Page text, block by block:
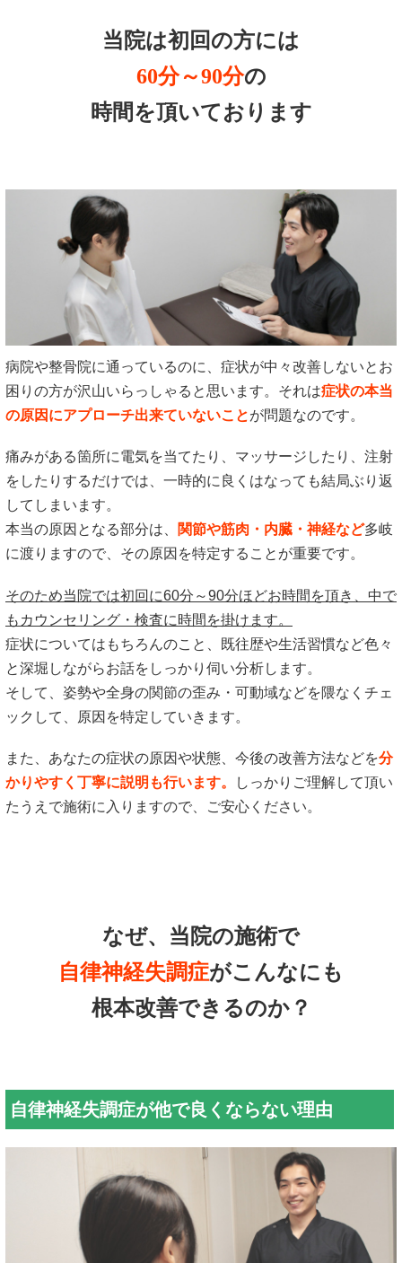
当院は初回の方には
60分～90分の
時間を頂いております
病院や整骨院に通っているのに、症状が中々改善しないとお
困りの方が沢山いらっしゃると思います。それは症状の本当
の原因にアプローチ出来ていないことが問題なのです。
痛みがある箇所に電気を当てたり、マッサージしたり、注射
をしたりするだけでは、一時的に良くはなっても結局ぶり返
してしまいます。
本当の原因となる部分は、
関節や筋肉・内臓・神経など多岐
に渡りますので、その原因を特定することが重要です。
そのため当院では初回に60分～90分ほどお時間を頂き、中で
もカウンセリング・検査に時間を掛けます。
症状についてはもちろんのこと、既往歴や生活習慣など色々
と深堀しながらお話をしっかり伺い分析します。
そして、姿勢や全身の関節の歪み・可動域などを隈なくチェ
ックして、原因を特定していきます。
また、あなたの症状の原因や状態、今後の改善方法などを分
かりやすく丁寧に説明も行います。
しっかりご理解して頂い
たうえで施術に入りますので、ご安心ください。
なぜ、当院の施術で
自律神経失調症がこんなにも
根本改善できるのか？
自律神経失調症が他で良くならない理由